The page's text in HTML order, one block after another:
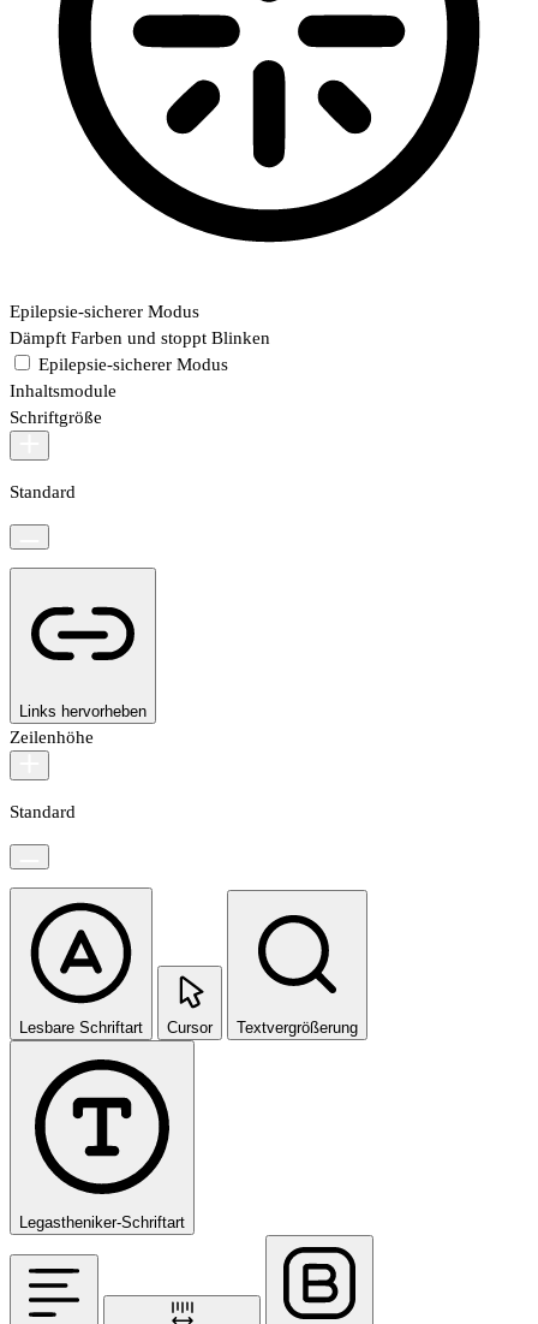
Epilepsie-sicherer Modus
Dämpft Farben und stoppt Blinken
Epilepsie-sicherer Modus
Inhaltsmodule
Schriftgröße
Standard
Links hervorheben
Zeilenhöhe
Standard
Lesbare Schriftart Cursor Textvergrößerung
Legastheniker-Schriftart